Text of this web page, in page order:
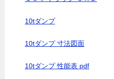
10tダンプ
10tダンプ 寸法図面
10tダンプ 性能表 pdf